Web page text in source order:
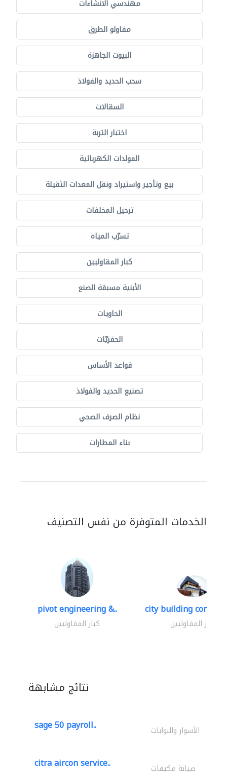
مهندسي الانشاءات
مقاولو الطرق
البيوت الجاهزة
سحب الحديد والفولاذ
السقالات
اختبار التربة
المولدات الكهربائية
بيع وتأجير واستيراد ونقل المعدات الثقيلة
ترحيل المخلفات
تسرّب المياه
كبار المقاوليين
الأبنية مسبقة الصنع
الحاويات
الحفريّات
قواعد الأساس
تصنيع الحديد والفولاذ
نظام الصرف الصحي
بناء المطارات
الخدمات المتوفرة من نفس التصنيف
pivot engineering &..
كبار المقاوليين
city building
كبار المقاوليين
نتائج مشابهة
sage 50 payroll.. الأسوار والبوابات
citra aircon service.. صيانة مكيفات